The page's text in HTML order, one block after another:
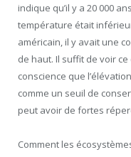
indique qu’il y a 20 000
température était
américain, il y avait une
de haut. Il suffit de voir
conscience que
comme un seuil de
peut avoir de fortes
Comment les